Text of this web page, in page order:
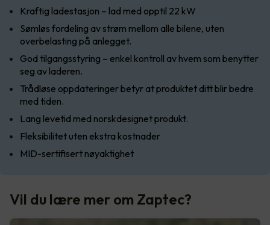
Kraftig ladestasjon – lad med opptil 22 kW
Sømløs fordeling av strøm mellom alle bilene, uten
overbelasting på anlegget.
God tilgangsstyring – enkel kontroll av hvem som benytter
seg av laderen.
Trådløse oppdateringer betyr at produktet ditt blir bedre
med tiden.
Lang levetid med norskdesignet produkt.
Fleksibilitet uten ekstra kostnader
MID-sertifisert nøyaktighet
Vil du lære mer om Zaptec?